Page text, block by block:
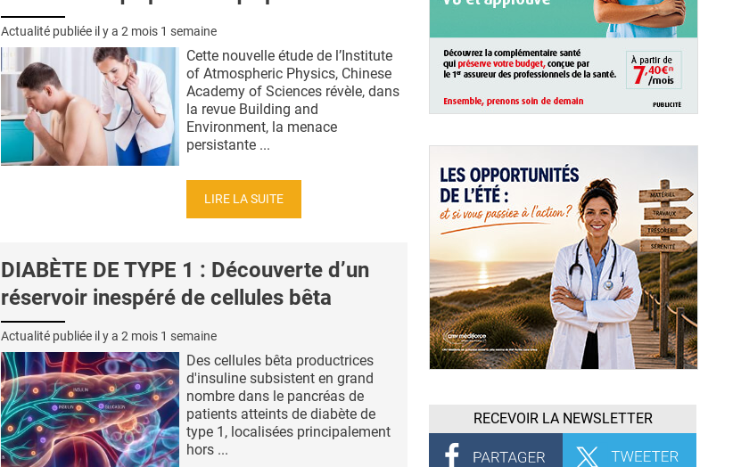
Actualité publiée il y a 2 mois 1 semaine
Cette nouvelle étude de l’Institute
of Atmospheric Physics, Chinese
Academy of Sciences révèle, dans
la revue Building and
Environment, la menace
persistante ...
LIRE LA SUITE
DIABÈTE DE TYPE 1 : Découverte d’un
réservoir inespéré de cellules bêta
Actualité publiée il y a 2 mois 1 semaine
Des cellules bêta productrices
d'insuline subsistent en grand
nombre dans le pancréas de
patients atteints de diabète de
type 1, localisées principalement
hors ...
RECEVOIR LA NEWSLETTER